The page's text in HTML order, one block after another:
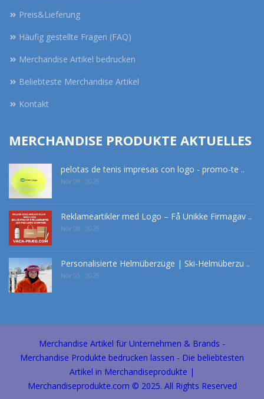
Preis&Lieferung
Häufig gestellte Fragen (FAQ)
Merchandise Artikel bedrucken
Beliebteste Merchandise Artikel
Kontakt
MERCHANDISE PRODUKTE AKTUELLES
pelotas de tenis impresas con logo - promo-te ..
Nov 09 - 2025
Reklameartikler med Logo – Få Unikke Firmagav ..
Nov 08 - 2025
Personalisierte Helmüberzüge | Ski-Helmüberzu ..
Nov 05 - 2025
Merchandise Artikel für Unternehmen & Brands -
Merchandise Produkte bedrucken lassen - Die beliebtesten
Artikel in Merchandiseprodukte |
Merchandiseprodukte.com © 2025. All Rights Reserved